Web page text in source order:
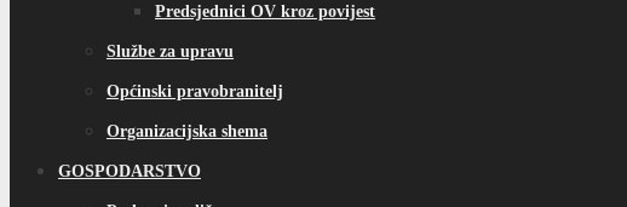
Predsjednici OV kroz povijest
Službe za upravu
Općinski pravobranitelj
Organizacijska shema
GOSPODARSTVO